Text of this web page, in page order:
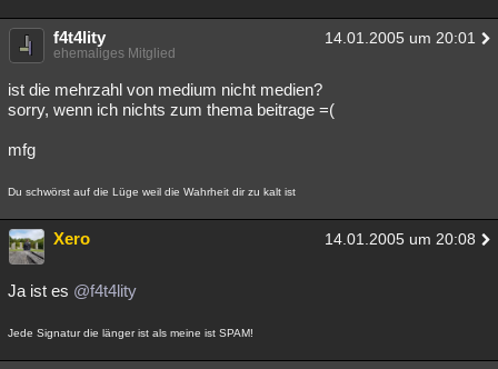
f4t4lity 14.01.2005 um 20:01
ehemaliges Mitglied
ist die mehrzahl von medium nicht medien?
sorry, wenn ich nichts zum thema beitrage =(
mfg
Du schwörst auf die Lüge weil die Wahrheit dir zu kalt ist
Xero 14.01.2005 um 20:08
Ja ist es @f4t4lity
Jede Signatur die länger ist als meine ist SPAM!